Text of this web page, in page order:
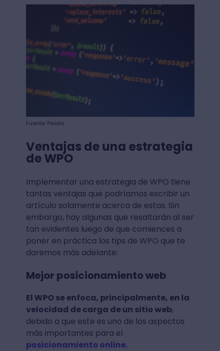
Fuente: Pexels
Ventajas de una estrategia
de WPO
Implementar una estrategia de WPO tiene
tantas ventajas que podríamos escribir un
artículo solamente acerca de estas. Sin
embargo, hay algunas que resaltarán al ser
tan evidentes luego de que comiences a
poner en práctica los tips de WPO que te
daremos más adelante:
Mejor posicionamiento web
El WPO se enfoca, principalmente, en la
velocidad de carga de un sitio web,
debido a que este es uno de los aspectos
más importantes para el
posicionamiento online.